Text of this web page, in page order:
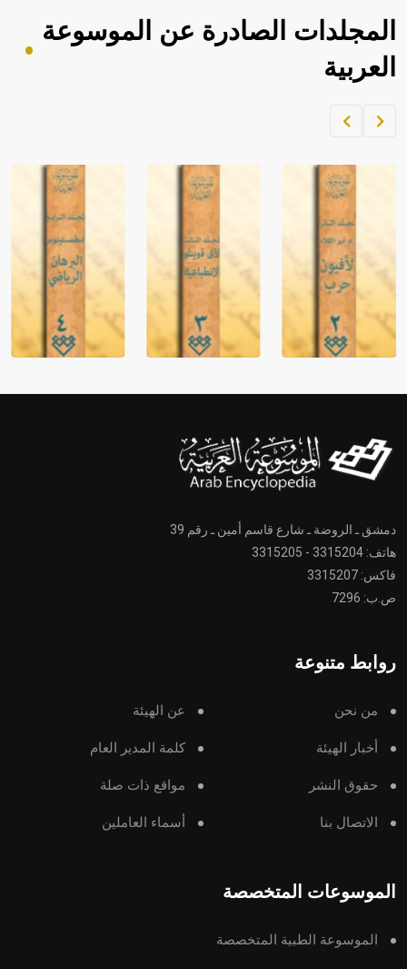
المجلدات الصادرة عن الموسوعة
العربية
دمشق ـ الروضة ـ شارع قاسم أمين ـ رقم 39
هاتف: 3315204 - 3315205
فاكس: 3315207
ص.ب: 7296
روابط متنوعة
من نحن عن الهيئة
أخبار الهيئة كلمة المدير العام
حقوق النشر مواقع ذات صلة
الاتصال بنا أسماء العاملين
الموسوعات المتخصصة
الموسوعة الطبية المتخصصة